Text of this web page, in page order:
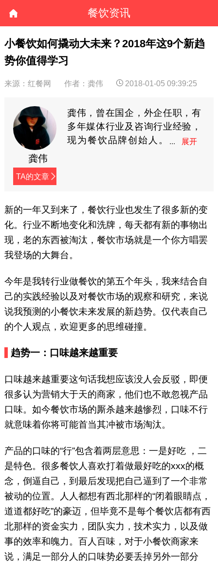
餐饮资讯
小餐饮如何撬动大未来？2018年这9个新趋
势你值得学习
来源：红餐网 作者：龚伟 2018-01-05 09:39:25
龚伟
TA的文章
龚伟，曾在国企，外企任职，有
多年媒体行业及咨询行业经验，
现为餐饮品牌创始人。
814495550）
新的一年又到来了，餐饮行业也发生了很多新的变
化。行业不断地变化和洗牌，每天都有新的事物出
现，老的东西被淘汰，餐饮市场就是一个你方唱罢
我登场的大舞台。
今年是我转行业做餐饮的第五个年头，我来结合自
己的实践经验以及对餐饮市场的观察和研究，来说
说我预测的小餐饮未来发展的新趋势。仅代表自己
的个人观点，欢迎更多的思维碰撞。
趋势一：口味越来越重要
口味越来越重要这句话我想应该没人会反驳，即便
很多认为营销大于天的商家，他们也不敢忽视产品
口味。如今餐饮市场的厮杀越来越惨烈，口味不行
就意味着你将可能首当其冲被市场淘汰。
产品的口味的“行”包含着两层意思：一是好吃 ，二
是特色。很多餐饮人喜欢打着做最好吃的xxx的概
念，倒逼自己，到最后发现把自己逼到了一个非常
被动的位置。人人都想有西北那样的“闭着眼睛点，
道道都好吃”的豪迈，但毕竟不是每个餐饮店都有西
北那样的资金实力，团队实力，技术实力，以及做
事的效率和魄力。百人百味，对于小餐饮商家来
说，满足一部分人的口味势必要丢掉另外一部分